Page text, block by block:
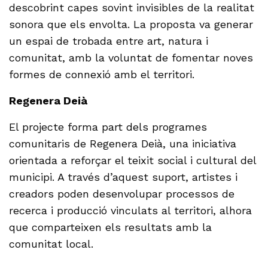
descobrint capes sovint invisibles de la realitat
sonora que els envolta. La proposta va generar
un espai de trobada entre art, natura i
comunitat, amb la voluntat de fomentar noves
formes de connexió amb el territori.
Regenera Deià
El projecte forma part dels programes
comunitaris de Regenera Deià, una iniciativa
orientada a reforçar el teixit social i cultural del
municipi. A través d’aquest suport, artistes i
creadors poden desenvolupar processos de
recerca i producció vinculats al territori, alhora
que comparteixen els resultats amb la
comunitat local.